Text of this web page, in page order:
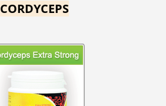
CORDYCEPS